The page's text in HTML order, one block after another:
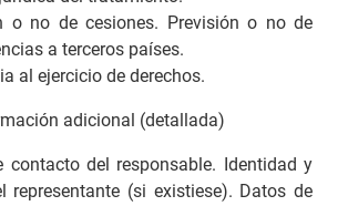
o no de cesiones. Previsión o no de
a terceros países.
al ejercicio de derechos.
adicional (detallada)
contacto del responsable. Identidad y
representante (si existiese). Datos de